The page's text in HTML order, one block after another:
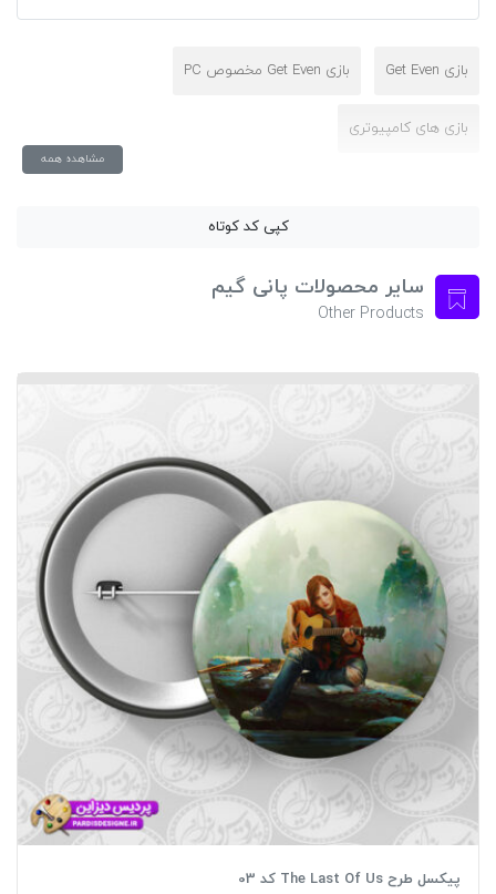
بازی Get Even بازی Get Even مخصوص PC
بازی های کامپیوتری
مشاهده همه
کپی کد کوتاه
سایر محصولات پانی گیم
Other Products
پیکسل طرح The Last Of Us کد 03